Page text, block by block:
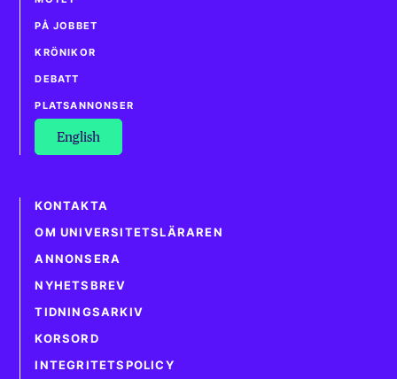
PÅ JOBBET
KRÖNIKOR
DEBATT
PLATSANNONSER
English
KONTAKTA
OM UNIVERSITETSLÄRAREN
ANNONSERA
NYHETSBREV
TIDNINGSARKIV
KORSORD
INTEGRITETSPOLICY